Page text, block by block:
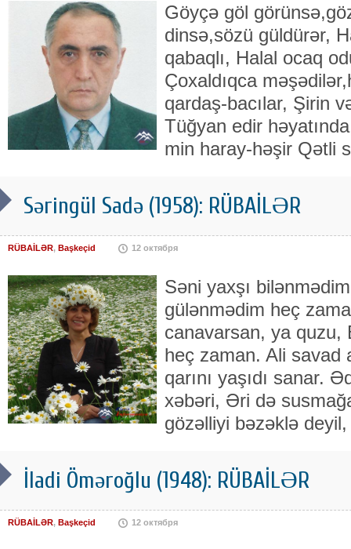
Göyçə göl
dinsə,sözü güldürər,
qabaqlı, Halal ocaq
Çoxaldıqca
qardaş-bacılar, Şirin
Tüğyan edir
min haray-həşir Qətli
Səringül Sadə (1958): RÜBAİLƏR
RÜBAİLƏR, Başkeçid 12 октября
Səni yaxşı
gülənmədim heç
canavarsan, ya quzu,
heç zaman. Ali savad
qarını yaşıdı sanar.
xəbəri, Əri də
gözəlliyi bəzəklə deyil,
İladi Öməroğlu (1948): RÜBAİLƏR
RÜBAİLƏR, Başkeçid 12 октября